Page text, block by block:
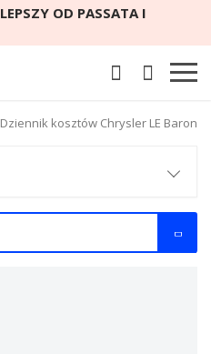
LEPSZY OD PASSATA I
Dziennik kosztów Chrysler LE Baron